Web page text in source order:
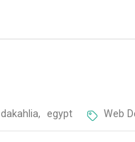
dakahlia, egypt Web